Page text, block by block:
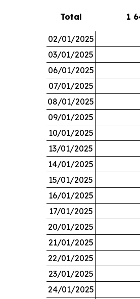
Total 1
02/01/2025
03/01/2025
06/01/2025
07/01/2025
08/01/2025
09/01/2025
10/01/2025
13/01/2025
14/01/2025
15/01/2025
16/01/2025
17/01/2025
20/01/2025
21/01/2025
22/01/2025
23/01/2025
24/01/2025